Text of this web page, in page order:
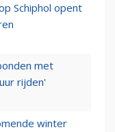
Schiphol opent
met
rijden'
winter